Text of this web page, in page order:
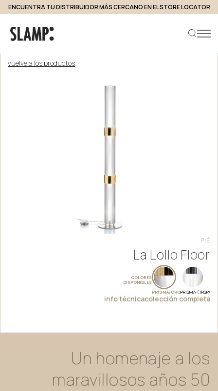
ENCUENTRA TU DISTRIBUIDOR MÁS CERCANO EN EL STORE LOCATOR
Buscar producto
vuelve a los productos
PIÉ
La Lollo Floor
COLORES
DISPONIBLES
PRISMA/OROPRISMA (TRSP)
info técnicacolección completa
Un homenaje a los
maravillosos años 50